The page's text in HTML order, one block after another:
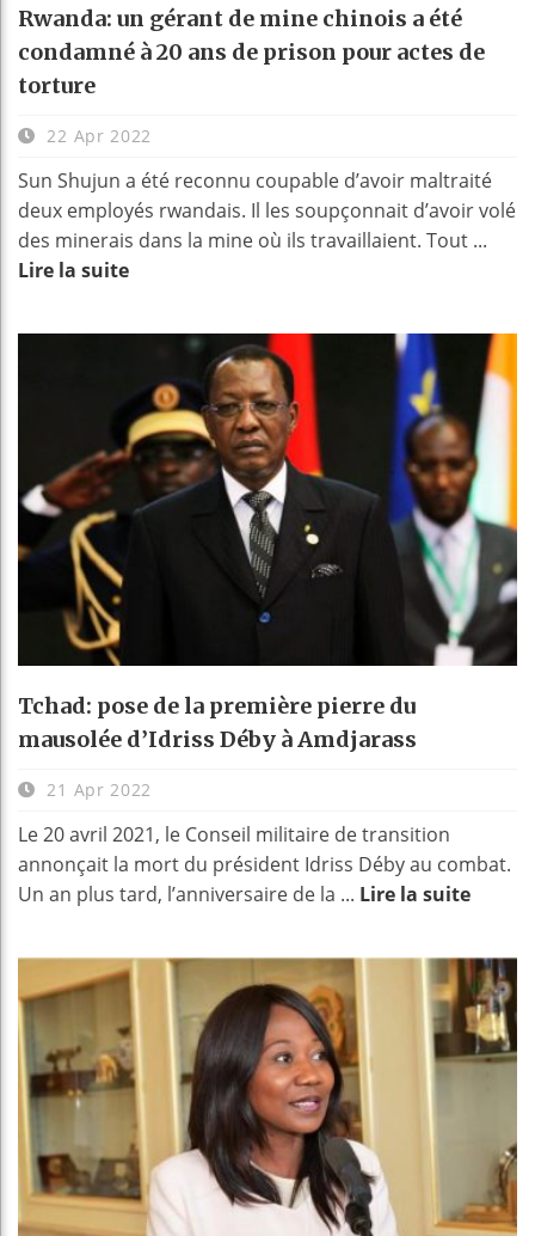
Rwanda: un gérant de mine chinois a été
condamné à 20 ans de prison pour actes de
torture
22 Apr 2022
Sun Shujun a été reconnu coupable d’avoir maltraité
deux employés rwandais. Il les soupçonnait d’avoir volé
des minerais dans la mine où ils travaillaient. Tout ...
Lire la suite
Tchad: pose de la première pierre du
mausolée d’Idriss Déby à Amdjarass
21 Apr 2022
Le 20 avril 2021, le Conseil militaire de transition
annonçait la mort du président Idriss Déby au combat.
Un an plus tard, l’anniversaire de la ... Lire la suite